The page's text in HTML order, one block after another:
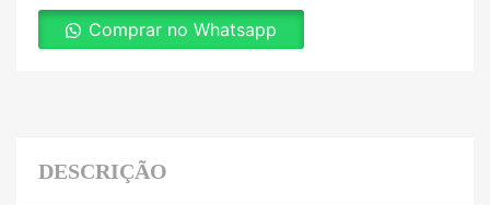
Comprar no Whatsapp
DESCRIÇÃO